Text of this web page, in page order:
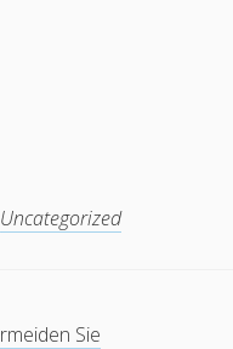
Uncategorized
Sie